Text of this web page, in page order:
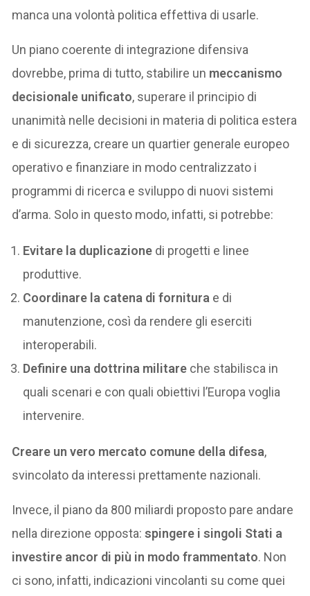
manca una volontà politica effettiva di usarle.
Un piano coerente di integrazione difensiva
dovrebbe, prima di tutto, stabilire un meccanismo
decisionale unificato, superare il principio di
unanimità nelle decisioni in materia di politica estera
e di sicurezza, creare un quartier generale europeo
operativo e finanziare in modo centralizzato i
programmi di ricerca e sviluppo di nuovi sistemi
d’arma. Solo in questo modo, infatti, si potrebbe:
Evitare la duplicazione di progetti e linee
produttive.
Coordinare la catena di fornitura e di
manutenzione, così da rendere gli eserciti
interoperabili.
Definire una dottrina militare che stabilisca in
quali scenari e con quali obiettivi l’Europa voglia
intervenire.
Creare un vero mercato comune della difesa,
svincolato da interessi prettamente nazionali.
Invece, il piano da 800 miliardi proposto pare andare
nella direzione opposta:spingere i singoli Stati a
investire ancor di più in modo frammentato. Non
ci sono, infatti, indicazioni vincolanti su come quei